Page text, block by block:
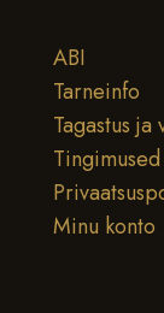
ABI
Tarneinfo
Tagastus ja
Tingimused
Minu konto